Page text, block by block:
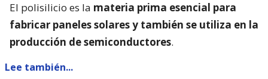
El polisilicio es la materia prima esencial para
fabricar paneles solares y también se utiliza en la
producción de semiconductores.
Lee también...